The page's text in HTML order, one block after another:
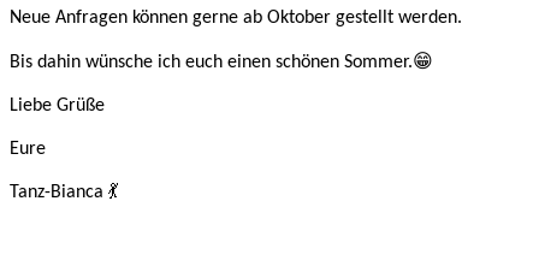
Neue Anfragen können gerne ab Oktober gestellt werden.
Bis dahin wünsche ich euch einen schönen Sommer.😁
Liebe Grüße
Eure
Tanz-Bianca 💃